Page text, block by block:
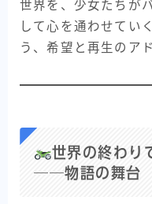
世界を、少女たちが
して心を通わせてい
う、希望と再生のア
世界の終わり
──物語の舞台